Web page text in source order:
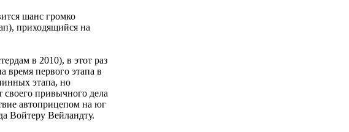
шанс громко
приходящийся на
в 2010), в этот раз
время первого этапа в
этапа, но
своего привычного дела
автоприцепом на юг
Войтеру Вейландту.